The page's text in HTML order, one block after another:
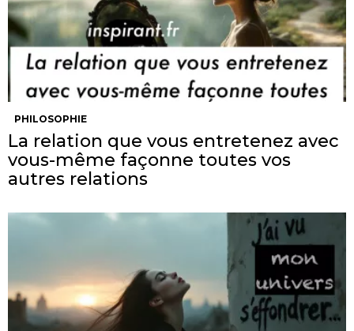
PHILOSOPHIE
La relation que vous entretenez avec
vous-même façonne toutes vos
autres relations